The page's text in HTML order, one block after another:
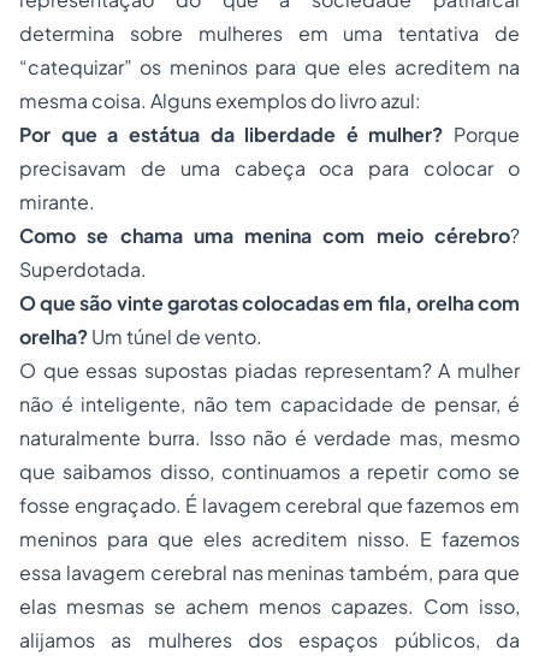
determina sobre mulheres em uma tentativa de
“catequizar” os meninos para que eles acreditem na
mesma coisa. Alguns exemplos do livro azul:
Por que a estátua da liberdade é mulher? Porque
precisavam de uma cabeça oca para colocar o
mirante.
Como se chama uma menina com meio cérebro?
Superdotada.
O que são vinte garotas colocadas em fila, orelha com
orelha?Um túnel de vento.
O que essas supostas piadas representam? A mulher
não é inteligente, não tem capacidade de pensar, é
naturalmente burra. Isso não é verdade mas, mesmo
que saibamos disso, continuamos a repetir como se
fosse engraçado. É lavagem cerebral que fazemos em
meninos para que eles acreditem nisso. E fazemos
essa lavagem cerebral nas meninas também, para que
elas mesmas se achem menos capazes. Com isso,
alijamos as mulheres dos espaços públicos, da